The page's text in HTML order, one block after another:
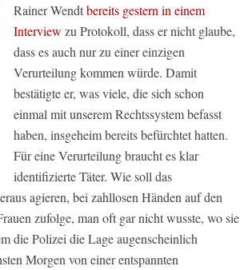
Rainer Wendtbereits gestern in einem
Interview zu Protokoll, dass er nicht glaube,
dass es auch nur zu einer einzigen
Verurteilung kommen würde. Damit
bestätigte er, was viele, die sich schon
einmal mit unserem Rechtssystem befasst
haben, insgeheim bereits befürchtet hatten.
Für eine Verurteilung braucht es klar
identifizierte Täter. Wie soll das
agieren, bei zahllosen Händen auf den
zufolge, man oft gar nicht wusste, wo sie
die Polizei die Lage augenscheinlich
Morgen von einer entspannten